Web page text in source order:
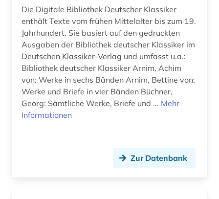
altenmedizin (1)
altenpflege (5)
alter (3)
alter druck (2)
alter orient (7)
altern (2)
alternative medizin (2)
Die Digitale Bibliothek Deutscher Klassiker
enthält Texte vom frühen Mittelalter bis zum 19.
Jahrhundert. Sie basiert auf den gedruckten
Ausgaben der Bibliothek deutscher Klassiker im
Deutschen Klassiker-Verlag und umfasst u.a.:
Bibliothek deutscher Klassiker Arnim, Achim
von: Werke in sechs Bänden Arnim, Bettine von:
Werke und Briefe in vier Bänden Büchner,
Georg: Sämtliche Werke, Briefe und ... Mehr
Informationen
Zur Datenbank